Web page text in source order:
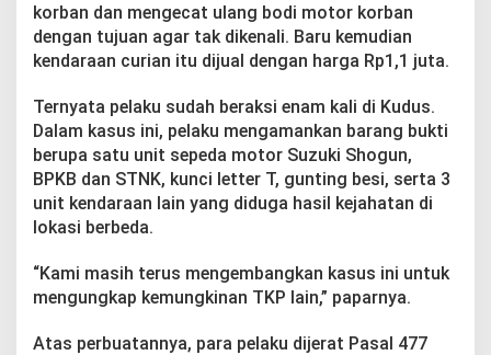
korban dan mengecat ulang bodi motor korban
dengan tujuan agar tak dikenali. Baru kemudian
kendaraan curian itu dijual dengan harga Rp1,1 juta.
Ternyata pelaku sudah beraksi enam kali di Kudus.
Dalam kasus ini, pelaku mengamankan barang bukti
berupa satu unit sepeda motor Suzuki Shogun,
BPKB dan STNK, kunci letter T, gunting besi, serta 3
unit kendaraan lain yang diduga hasil kejahatan di
lokasi berbeda.
“Kami masih terus mengembangkan kasus ini untuk
mengungkap kemungkinan TKP lain,” paparnya.
Atas perbuatannya, para pelaku dijerat Pasal 477